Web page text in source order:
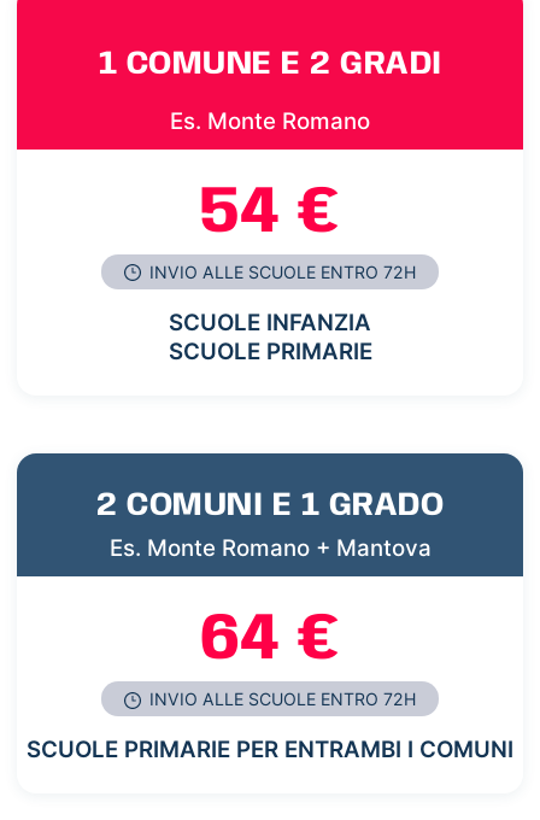
1 COMUNE E 2 GRADI
Es. Monte Romano
54 €
INVIO ALLE SCUOLE ENTRO 72H
SCUOLE INFANZIA
SCUOLE PRIMARIE
2 COMUNI E 1 GRADO
Es. Monte Romano + Mantova
64 €
INVIO ALLE SCUOLE ENTRO 72H
SCUOLE PRIMARIE PER ENTRAMBI I COMUNI